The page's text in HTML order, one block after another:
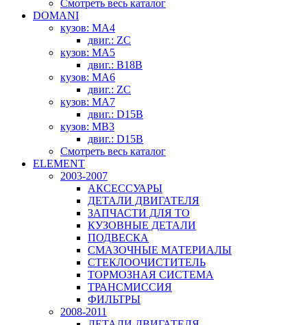
Смотреть весь каталог
DOMANI
кузов: MA4
двиг.: ZC
кузов: MA5
двиг.: B18B
кузов: MA6
двиг.: ZC
кузов: MA7
двиг.: D15B
кузов: MB3
двиг.: D15B
Смотреть весь каталог
ELEMENT
2003-2007
АКСЕССУАРЫ
ДЕТАЛИ ДВИГАТЕЛЯ
ЗАПЧАСТИ ДЛЯ ТО
КУЗОВНЫЕ ДЕТАЛИ
ПОДВЕСКА
СМАЗОЧНЫЕ МАТЕРИАЛЫ
СТЕКЛООЧИСТИТЕЛЬ
ТОРМОЗНАЯ СИСТЕМА
ТРАНСМИССИЯ
ФИЛЬТРЫ
2008-2011